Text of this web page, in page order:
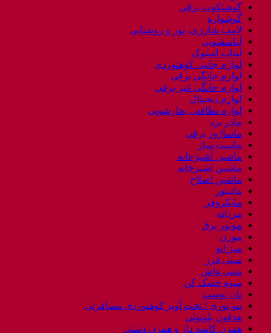
گوشتکوب برقی
گوشواره
لامپ شارژی، نور و روشنایی
لباسشویی
لپتاب استوک
لوازم جانبی کوهنوردی
لوازم خانگی برقی
لوازم خانگی غیر برقی
لوازم دیجیتال
لوازم نظافتی بخارشویی
مادر برد
ماساژور برقی
ماست ساز
ماشین آشپزخانه
ماشین اشپزخانه
ماشین اصلاح
مانیتور
مایکروفر
مردانه
موتور برق
موزن
میز اتو
مینی فرز
مینی واش
میوه خشک کن
نان توست
ننو توری / تخت آویز کوهنوردی مسافرتی
هدفون بلوتوثی
همزن کاسه دار و همزن دستی